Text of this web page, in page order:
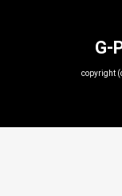
G-
copyright